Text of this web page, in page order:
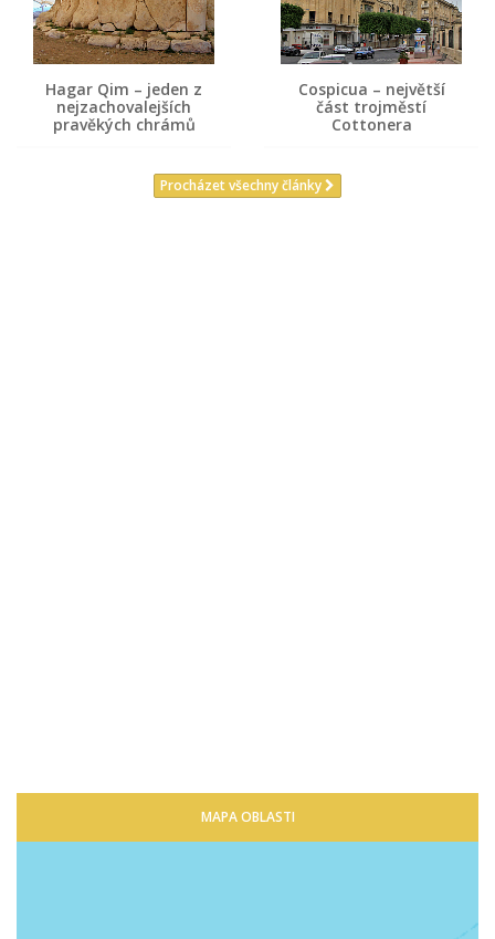
Hagar Qim – jeden z
nejzachovalejších
pravěkých chrámů
Cospicua – největší
část trojměstí
Cottonera
Procházet všechny články
MAPA OBLASTI